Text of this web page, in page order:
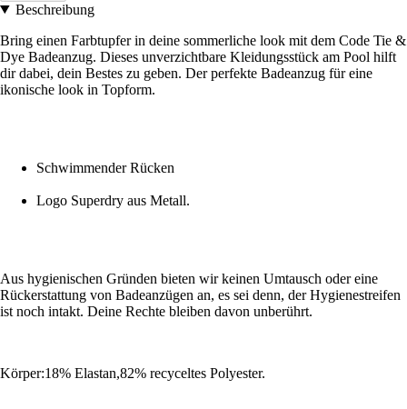
Beschreibung
Bring einen Farbtupfer in deine sommerliche look mit dem Code Tie &
Dye Badeanzug. Dieses unverzichtbare Kleidungsstück am Pool hilft
dir dabei, dein Bestes zu geben. Der perfekte Badeanzug für eine
ikonische look in Topform.
Schwimmender Rücken
Logo Superdry aus Metall.
Aus hygienischen Gründen bieten wir keinen Umtausch oder eine
Rückerstattung von Badeanzügen an, es sei denn, der Hygienestreifen
ist noch intakt. Deine Rechte bleiben davon unberührt.
Körper:18% Elastan,82% recyceltes Polyester.